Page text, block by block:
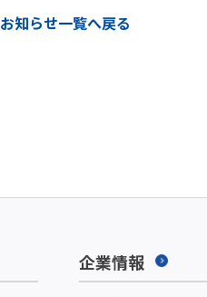
お知らせ一覧へ戻る
企業情報